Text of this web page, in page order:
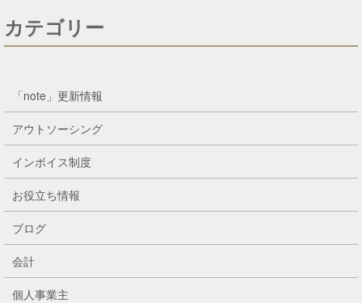
カテゴリー
「note」更新情報
アウトソーシング
インボイス制度
お役立ち情報
ブログ
会計
個人事業主